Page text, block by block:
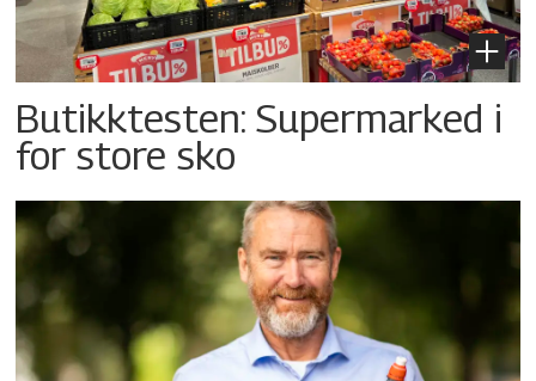
Butikktesten: Supermarked i
for store sko